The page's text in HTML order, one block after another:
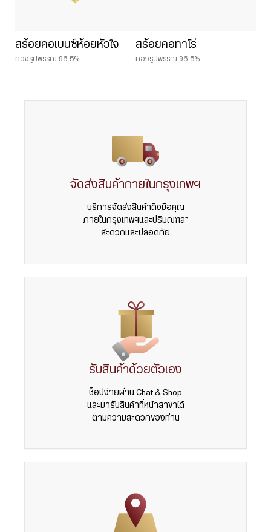
สร้อยคอเบนซ์ห้อยหัวใจ
ทองรูปพรรณ 96.5%
สร้อยคอทาโร่
ทองรูปพรรณ 96.5%
จัดส่งสินค้าภายในกรุงเทพฯ
บริการจัดส่งสินค้าถึงมือคุณ
ภายในกรุงเทพฯและปริมณฑล*
สะดวกและปลอดภัย
รับสินค้าด้วยตัวเอง
ช็อปง่ายผ่าน Chat & Shop
และมารับสินค้าที่หน้าสาขาได้
ตามความสะดวกของท่าน